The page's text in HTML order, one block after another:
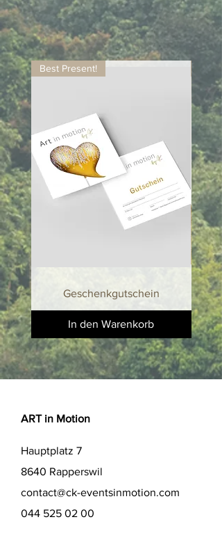
Alle Repliken der Elephant Parade
werden in Chiang Mai, Thailand,
sorgfältig von Hand gefertigt und sind
numeriert und limitiert. Aufgrund ihrer
handgefertigten Natur ist jedes Stück
variieren. Unter dem Fuss und im
beigelegten Echtheitzertifikat ist die
jeweilige Nummer und maximale
Anzahl angegeben.
Handgefertigte Elefanten Skulptur aus
Kunstharz. Nur trocken reinigen
(Staubwedel oder Microfasertuch ).
Handgefertigte Elefanten Skulptur aus
Kunstharz. Nur trocken reinigen
(Staubwedel oder Microfasertuch ).
Best Present!
Geschenkgutschein
In den Warenkorb
ART in Motion
Hauptplatz 7
8640 Rapperswil
contact@ck-eventsinmotion.com
044 525 02 00